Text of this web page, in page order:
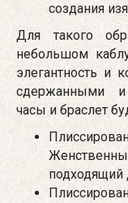
создания
Для такого
небольшом
элегантность и
сдержанными и
часы и браслет
подходящий